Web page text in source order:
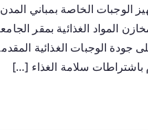
الوجبات الخاصة بمباني المدن
المواد الغذائية بمقر
جودة الوجبات الغذائية
باشتراطات سلامة الغذاء […]